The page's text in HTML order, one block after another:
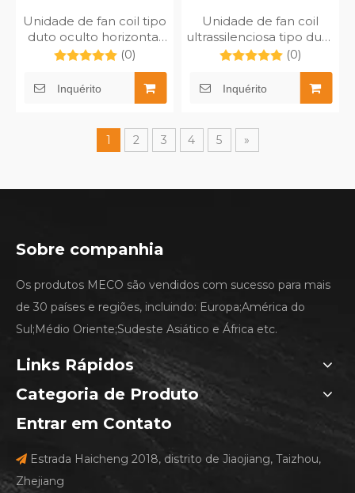
Unidade de fan coil tipo
duto oculto horizontal
compacto(0)
Inquérito
Unidade de fan coil
ultrassilenciosa tipo duto
de pequeno espaço
(0)
Inquérito
1 2 3 4 5 »
Sobre companhia
Os produtos MECO são vendidos com sucesso para mais
de 30 países e regiões, incluindo: Europa;América do
Sul;Médio Oriente;Sudeste Asiático e África etc.
Links Rápidos
Categoria de Produto
Entrar em Contato
 Estrada Haicheng 2018, distrito de Jiaojiang, Taizhou,
Zhejiang